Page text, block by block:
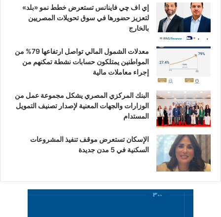
إي اف چي فاينانس تستعرض خطط نمو «بلد»
لتعزيز حضورها في سوق تحويلات المصريين
بالخارج
معدلات الشمول المالي تواصل ارتفاعها 79% من
المواطنين يمتلكون حسابات نشطة تمكنهم من
إجراء معاملات مالية
البنك المركزي المصري يشكل مجموعة عمل من
الوزارات والجهات المعنية لإصدار تصنيف التمويل
المستدام
الإسكان تستعرض موقف تنفيذ المشروعات
السكنية في 5 مدن جديدة